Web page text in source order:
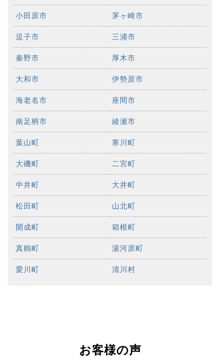
小田原市 茅ヶ崎市
逗子市 三浦市
秦野市 厚木市
大和市 伊勢原市
海老名市 座間市
南足柄市 綾瀬市
葉山町 寒川町
大磯町 二宮町
中井町 大井町
松田町 山北町
開成町 箱根町
真鶴町 湯河原町
愛川町 清川村
お客様の声